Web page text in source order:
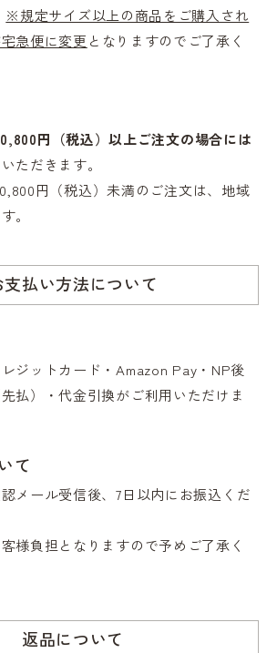
※規定サイズ以上の商品をご購入され
急便に変更 となりますのでご了承く
円（税込）以上ご注文の場合には
ただきます。
円（税込）未満のご注文は、地域
。
支払い方法について
ジットカード・Amazon Pay・NP後
払）・代金引換がご利用いただけま
て
メール受信後、7日以内にお振込くだ
様負担となりますので予めご了承く
返品について